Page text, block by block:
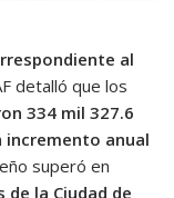
al
detalló que los
334 mil 327.6
incremento anual
superó en
de la Ciudad de